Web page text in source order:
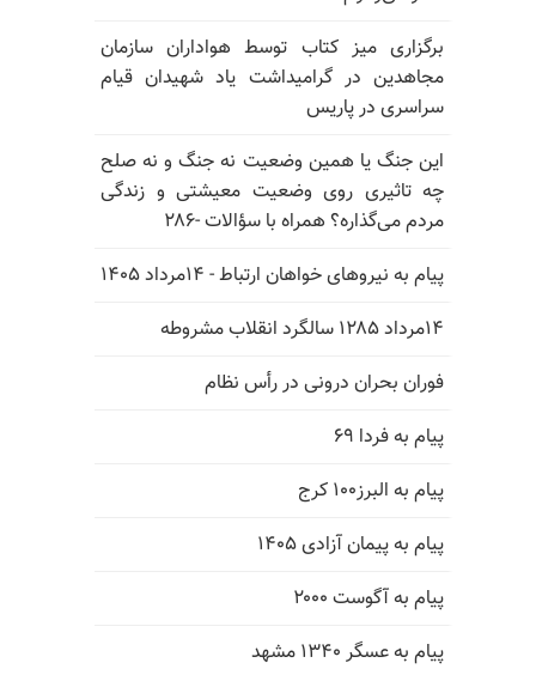
برگزاری میز کتاب توسط هواداران سازمان
مجاهدین در گرامیداشت یاد شهیدان قیام
سراسری در پاریس
این جنگ یا همین وضعیت نه جنگ و نه صلح
چه تاثیری روی وضعیت معیشتی و زندگی
مردم می‌گذاره؟ همراه با سؤالات -۲۸۶
پیام به نیروهای خواهان ارتباط - ۱۴مرداد ۱۴۰۵
۱۴مرداد ۱۲۸۵ سالگرد انقلاب مشروطه
فوران بحران درونی در رأس نظام
پیام به فردا ۶۹
پیام به البرز۱۰۰ کرج
پیام به پیمان آزادی ۱۴۰۵
پیام به آگوست ۲۰۰۰
پیام به عسگر ۱۳۴۰ مشهد